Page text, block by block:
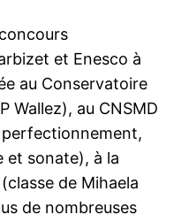
et Enesco à
au Conservatoire
Wallez), au CNSMD
et sonate), à la
de Mihaela
de nombreuses